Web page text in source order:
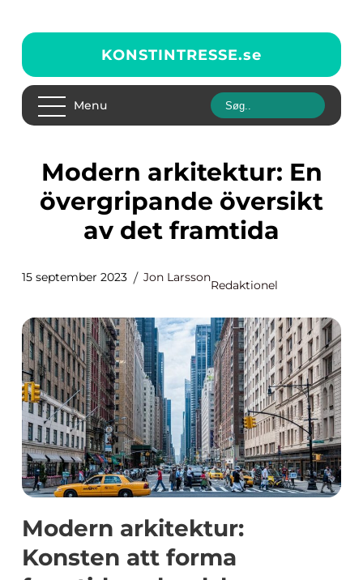
KONSTINTRESSE.se
Menu
Modern arkitektur: En
övergripande översikt
av det framtida
15 september 2023 Jon Larsson
Redaktionel
Modern arkitektur:
Konsten att forma